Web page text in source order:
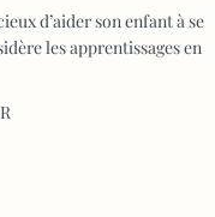
d’aider son enfant à se
les apprentissages en